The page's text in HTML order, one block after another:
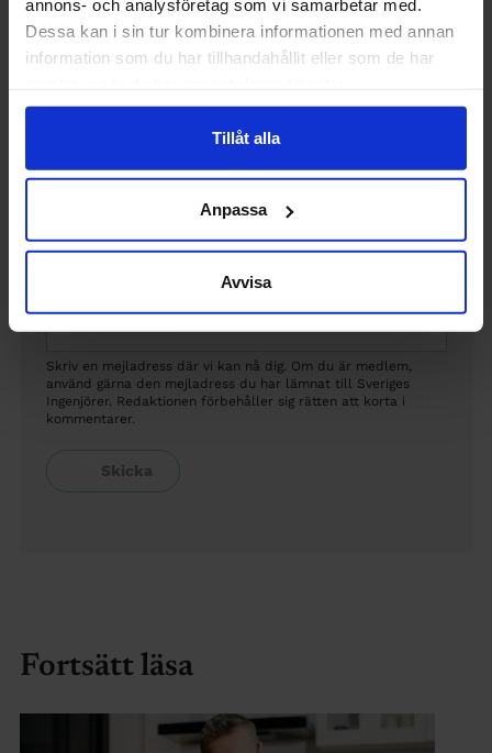
annons- och analysföretag som vi samarbetar med.
Dessa kan i sin tur kombinera informationen med annan
information som du har tillhandahållit eller som de har
Tillåt alla
Anpassa
Avvisa
(Visas offentligt)
Skriv en mejladress där vi kan nå dig. Om du är medlem,
använd gärna den mejladress du har lämnat till Sveriges
Ingenjörer. Redaktionen förbehåller sig rätten att korta i
kommentarer.
Fortsätt läsa